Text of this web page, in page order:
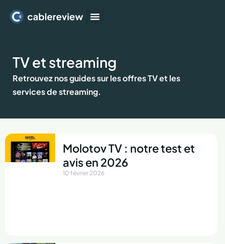
TV et streaming
Retrouvez nos guides sur les offres TV et les
services de streaming.
Molotov TV : notre test et
avis en 2026
10 février 2026